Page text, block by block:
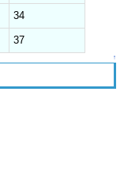
34
37
↑